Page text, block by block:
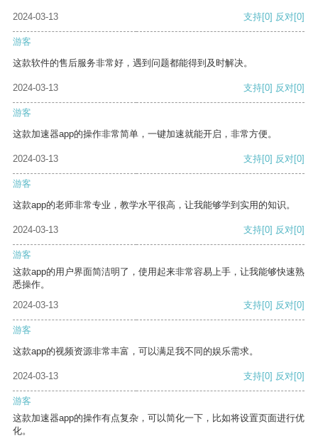
2024-03-13 支持[0] 反对[0]
游客
这款软件的售后服务非常好，遇到问题都能得到及时解决。
2024-03-13 支持[0] 反对[0]
游客
这款加速器app的操作非常简单，一键加速就能开启，非常方便。
2024-03-13 支持[0] 反对[0]
游客
这款app的老师非常专业，教学水平很高，让我能够学到实用的知识。
2024-03-13 支持[0] 反对[0]
游客
这款app的用户界面简洁明了，使用起来非常容易上手，让我能够快速熟
悉操作。
2024-03-13
支持[0] 反对[0]
游客
这款app的视频资源非常丰富，可以满足我不同的娱乐需求。
2024-03-13 支持[0] 反对[0]
游客
这款加速器app的操作有点复杂，可以简化一下，比如将设置页面进行优
化。